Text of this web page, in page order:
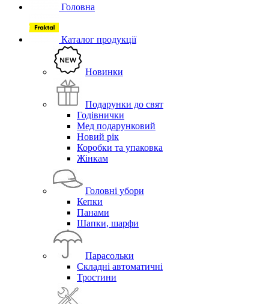
Головна
Каталог продукції
Новинки
Подарунки до свят
Годівнички
Мед подарунковий
Новий рік
Коробки та упаковка
Жінкам
Головні убори
Кепки
Панами
Шапки, шарфи
Парасольки
Складні автоматичні
Тростини